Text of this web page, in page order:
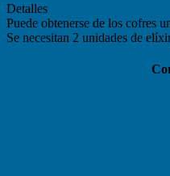
Detalles
Puede obtenerse de los cofres
Se necesitan 2 unidades de